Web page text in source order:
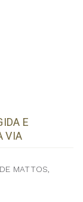
E
VIA
MATTOS,